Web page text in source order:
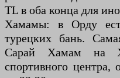
TL в оба конца для
Хамамы: в Орду
турецких бань.
Сарай Хамам на
спортивного центра,